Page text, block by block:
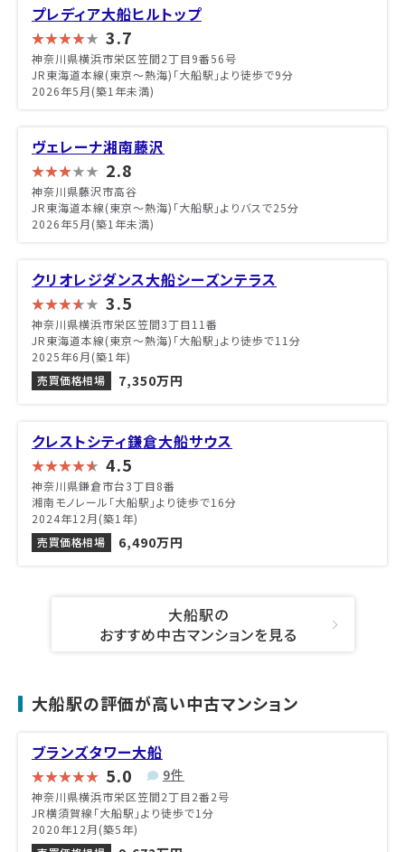
プレディア大船ヒルトップ
3.7
神奈川県横浜市栄区笠間2丁目9番56号
JR東海道本線(東京～熱海)「大船駅」より徒歩で9分
2026年5月(築1年未満)
ヴェレーナ湘南藤沢
2.8
神奈川県藤沢市高谷
JR東海道本線(東京～熱海)「大船駅」よりバスで25分
2026年5月(築1年未満)
クリオレジダンス大船シーズンテラス
3.5
神奈川県横浜市栄区笠間3丁目11番
JR東海道本線(東京～熱海)「大船駅」より徒歩で11分
2025年6月(築1年)
売買価格相場
7,350万円
クレストシティ鎌倉大船サウス
4.5
神奈川県鎌倉市台3丁目8番
湘南モノレール「大船駅」より徒歩で16分
2024年12月(築1年)
売買価格相場
6,490万円
大船駅の
おすすめ中古マンションを見る
大船駅の評価が高い中古マンション
ブランズタワー大船
5.0 9件
神奈川県横浜市栄区笠間2丁目2番2号
JR横須賀線「大船駅」より徒歩で1分
2020年12月(築5年)